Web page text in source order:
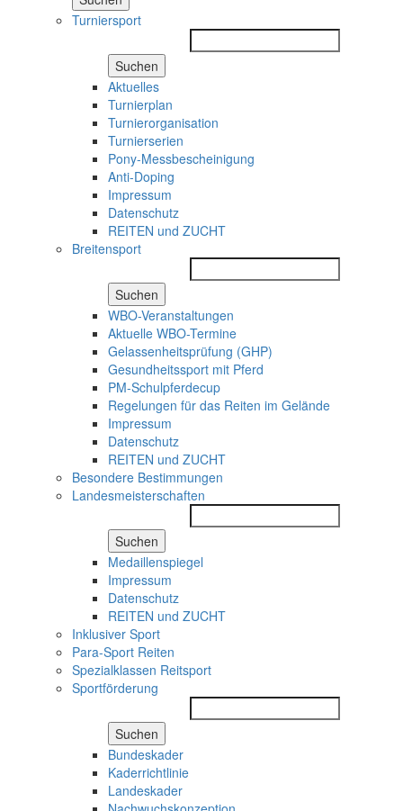
Turniersport
Suchen
Aktuelles
Turnierplan
Turnierorganisation
Turnierserien
Pony-Messbescheinigung
Anti-Doping
Impressum
Datenschutz
REITEN und ZUCHT
Breitensport
Suchen
WBO-Veranstaltungen
Aktuelle WBO-Termine
Gelassenheitsprüfung (GHP)
Gesundheitssport mit Pferd
PM-Schulpferdecup
Regelungen für das Reiten im Gelände
Impressum
Datenschutz
REITEN und ZUCHT
Besondere Bestimmungen
Landesmeisterschaften
Suchen
Medaillenspiegel
Impressum
Datenschutz
REITEN und ZUCHT
Inklusiver Sport
Para-Sport Reiten
Spezialklassen Reitsport
Sportförderung
Suchen
Bundeskader
Kaderrichtlinie
Landeskader